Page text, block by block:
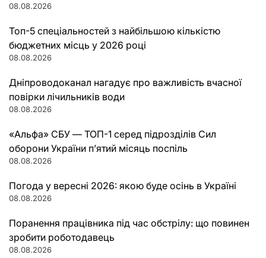
08.08.2026
Топ-5 спеціальностей з найбільшою кількістю
бюджетних місць у 2026 році
08.08.2026
Дніпроводоканал нагадує про важливість вчасної
повірки лічильників води
08.08.2026
«Альфа» СБУ — ТОП-1 серед підрозділів Сил
оборони України п’ятий місяць поспіль
08.08.2026
Погода у вересні 2026: якою буде осінь в Україні
08.08.2026
Поранення працівника під час обстрілу: що повинен
зробити роботодавець
08.08.2026